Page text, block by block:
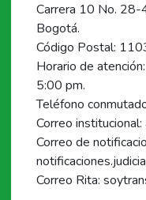
Carrera 10 No.
Bogotá.
Código Postal:
Horario de
5:00 pm.
Teléfono
Correo
Correo de
Correo Rita: